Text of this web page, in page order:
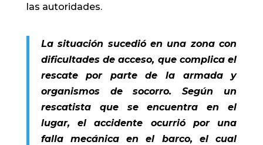
las autoridades.
La situación sucedió en una zona con
dificultades de acceso, que complica el
rescate por parte de la armada y
organismos de socorro. Según un
rescatista que se encuentra en el
lugar, el accidente ocurrió por una
falla mecánica en el barco, el cual